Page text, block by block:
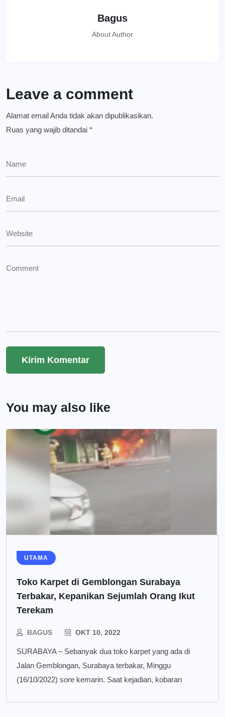
Bagus
About Author
Leave a comment
Alamat email Anda tidak akan dipublikasikan.
Ruas yang wajib ditandai *
You may also like
UTAMA
Toko Karpet di Gemblongan Surabaya
Terbakar, Kepanikan Sejumlah Orang Ikut
Terekam
BAGUS OKT 10, 2022
SURABAYA – Sebanyak dua toko karpet yang ada di
Jalan Gemblongan, Surabaya terbakar, Minggu
(16/10/2022) sore kemarin. Saat kejadian, kobaran